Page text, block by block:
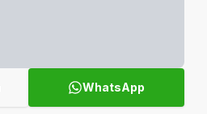
WhatsApp